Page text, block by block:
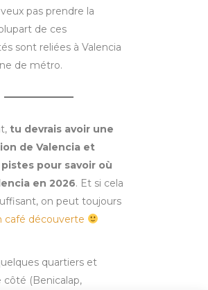
pas prendre la
de ces
sont reliées à Valencia
de métro.
tu devrais avoir une
de Valencia et
pour savoir où
en 2026. Et si cela
on peut toujours
café découverte
quartiers et
côté (Benicalap,